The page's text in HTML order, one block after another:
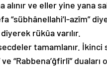
ve eller yine yana
“sübhânellahi’l-azîm”
rükûa varılır.
tamamlanır.
ve “Rabbena’ğfirlî”